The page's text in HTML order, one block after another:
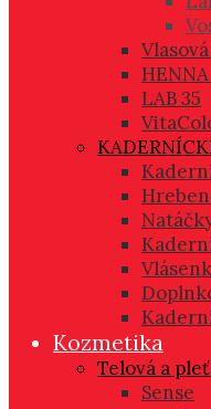
LAB 35
Kozmetika
Telová a
Sense